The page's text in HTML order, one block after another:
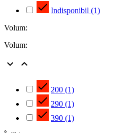
 Indisponibil (1)
Volum:
Volum:


 200 (1)
 290 (1)
 390 (1)